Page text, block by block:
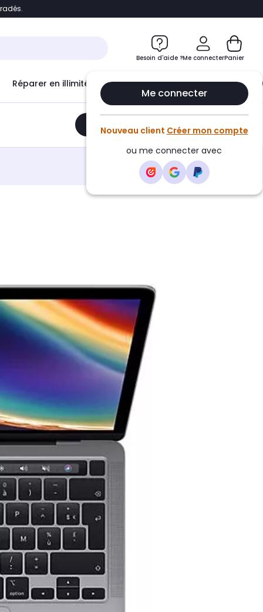
Accéder directement au chatbot
Besoin d'aide ?Me connecter
Me connecter
Nouveau client Créer mon compte
ou me connecter avec
Panier
Réparer en illimité avec Le Club Infinity
Ajouter au panier •